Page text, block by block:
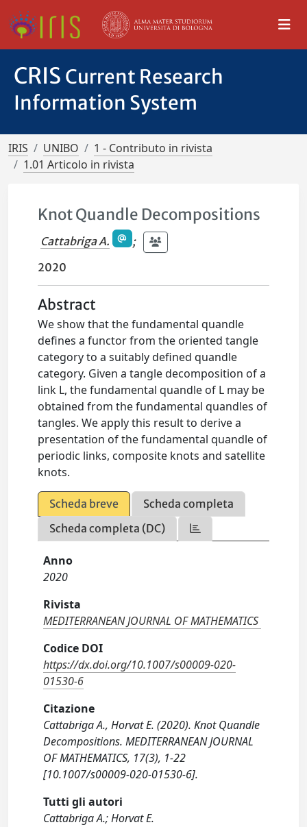
CRIS Current Research
Information System
IRIS UNIBO
1 - Contributo in rivista
1.01 Articolo in rivista
Knot Quandle Decompositions
Cattabriga A.
;
2020
Abstract
We show that the fundamental quandle
defines a functor from the oriented tangle
category to a suitably defined quandle
category. Given a tangle decomposition of a
link L, the fundamental quandle of L may be
obtained from the fundamental quandles of
tangles. We apply this result to derive a
presentation of the fundamental quandle of
periodic links, composite knots and satellite
knots.
Scheda breve
Scheda completa
Scheda completa (DC)
Anno
2020
Rivista
MEDITERRANEAN JOURNAL OF MATHEMATICS
Codice DOI
https://dx.doi.org/10.1007/s00009-020-
01530-6
Citazione
Cattabriga A., Horvat E. (2020). Knot Quandle
Decompositions. MEDITERRANEAN JOURNAL
OF MATHEMATICS, 17(3), 1-22
[10.1007/s00009-020-01530-6].
Tutti gli autori
Cattabriga A.; Horvat E.